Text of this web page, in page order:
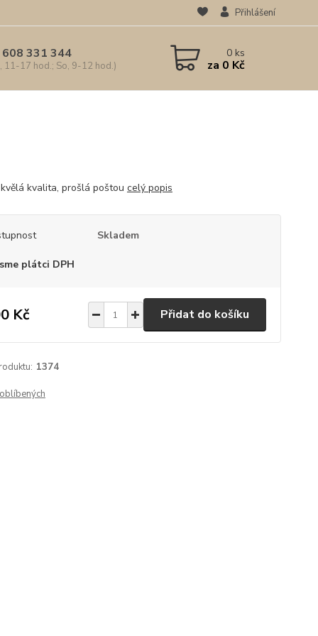
Přihlášení
331 344
11-17 hod.; So, 9-12 hod.)
0ks
za 0 Kč
kvalita, prošlá poštou celý popis
Skladem
plátci DPH
Kč Přidat do košíku
1374